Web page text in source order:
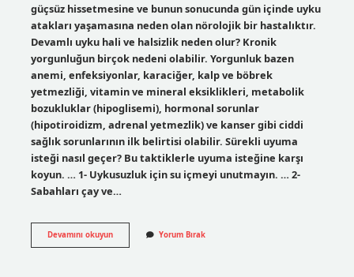
güçsüz hissetmesine ve bunun sonucunda gün içinde uyku
atakları yaşamasına neden olan nörolojik bir hastalıktır.
Devamlı uyku hali ve halsizlik neden olur? Kronik
yorgunluğun birçok nedeni olabilir. Yorgunluk bazen
anemi, enfeksiyonlar, karaciğer, kalp ve böbrek
yetmezliği, vitamin ve mineral eksiklikleri, metabolik
bozukluklar (hipoglisemi), hormonal sorunlar
(hipotiroidizm, adrenal yetmezlik) ve kanser gibi ciddi
sağlık sorunlarının ilk belirtisi olabilir. Sürekli uyuma
isteği nasıl geçer? Bu taktiklerle uyuma isteğine karşı
koyun. … 1- Uykusuzluk için su içmeyi unutmayın. … 2-
Sabahları çay ve…
Devamını okuyunBir
Insan
Yorum Bırak